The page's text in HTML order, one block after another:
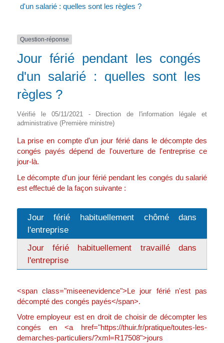
d'un salarié : quelles sont les règles ?
Question-réponse
Jour férié pendant les congés
d'un salarié : quelles sont les
règles ?
Vérifié le 05/11/2021 - Direction de l'information légale et
administrative (Première ministre)
La prise en compte d'un jour férié dans le décompte des
congés payés dépend de l'ouverture de l'entreprise ce
jour-là.
Le décompte d'un jour férié pendant les congés du salarié
est effectué de la façon suivante :
Jour férié habituellement chômé dans
l'entreprise
Jour férié habituellement travaillé dans
l'entreprise
<span class="miseenevidence">Le jour férié n'est pas
décompté des congés payés</span>.
Votre employeur est en droit de choisir de décompter les
congés en <a href="https://thuir.fr/pratique/toutes-les-
demarches-particuliers/?xml=R17508">jours